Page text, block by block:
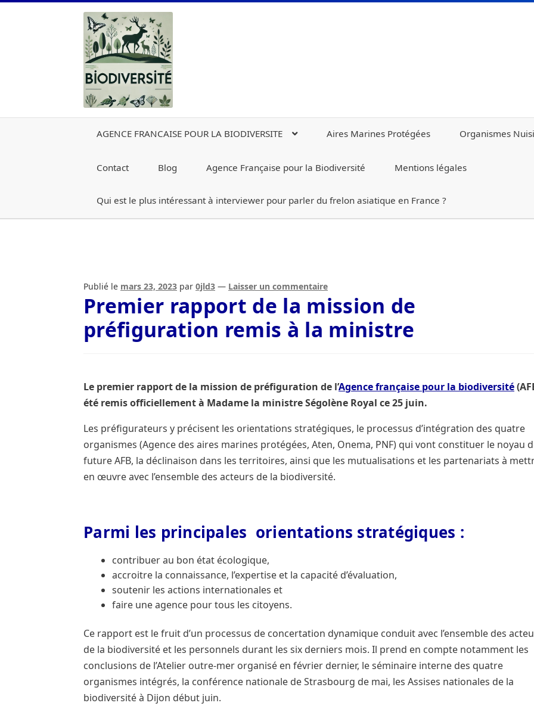
Aller
à
la
navigation
Aller
au
contenu
AGENCE FRANCAISE POUR LA BIODIVERSITE Aires Marines Protégées Organismes
Contact Blog Agence Française pour la Biodiversité Mentions légales
Qui est le plus intéressant à interviewer pour parler du frelon asiatique en France ?
France Biodiversité, connaître et respecter la nature Histoire de l’Etablissement
La concertation Le frelon orientalLes établissements fondateurs de l’Agence française pour la
Publié le mars 23, 2023 par0jld3 — Laisser un commentaire
Premier rapport de la mission de
préfiguration remis à la ministre
Le premier rapport de la mission de préfiguration de l’Agence française pour la biodiversité
été remis officiellement à Madame la ministre Ségolène Royal ce 25 juin.
Les préfigurateurs y précisent les orientations stratégiques, le processus d’intégration des quatre
organismes (Agence des aires marines protégées, Aten, Onema, PNF) qui vont constituer le noyau
future AFB, la déclinaison dans les territoires, ainsi que les mutualisations et les partenariats à
en œuvre avec l’ensemble des acteurs de la biodiversité.
Parmi les principales orientations stratégiques :
contribuer au bon état écologique,
accroitre la connaissance, l’expertise et la capacité d’évaluation,
soutenir les actions internationales et
faire une agence pour tous les citoyens.
Ce rapport est le fruit d’un processus de concertation dynamique conduit avec l’ensemble des
de la biodiversité et les personnels durant les six derniers mois. Il prend en compte notamment les
conclusions de l’Atelier outre-mer organisé en février dernier, le séminaire interne des quatre
organismes intégrés, la conférence nationale de Strasbourg de mai, les Assises nationales de la
biodiversité à Dijon début juin.